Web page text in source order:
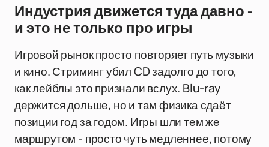
Индустрия движется туда давно -
и это не только про игры
Игровой рынок просто повторяет путь музыки
и кино. Стриминг убил CD задолго до того,
как лейблы это признали вслух. Blu-ray
держится дольше, но и там физика сдаёт
позиции год за годом. Игры шли тем же
маршрутом - просто чуть медленнее, потому